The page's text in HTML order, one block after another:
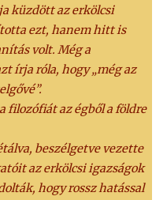
küzdött az erkölcsi
ezt, hanem hitt is
volt. Még a
írja róla, hogy „még az
filozófiát az égből a földre
beszélgetve vezette
az erkölcsi igazságok
hogy rossz hatással